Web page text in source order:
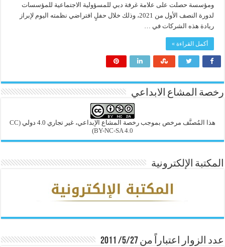
ومؤسسة حصلت على علامة غرفة دبي للمسؤولية الاجتماعية للمؤسسات
لدورة النصف الأول من 2021، وذلك خلال حفلٍ افتراضي نظمته اليوم لإبراز
ريادة هذه الشركات في …
أكمل القراءة »
رخصة المشاع الابداعي
هذا المُصنَّف مرخص بموجب رخصة المشاع الإبداعي، غير تجاري 4.0 دولي
(CC
BY-NC-SA 4.0)
المكتبة الإلكترونية
عدد الزوار اعتباراً من 5/27/ 2011